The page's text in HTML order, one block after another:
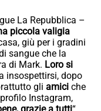
La Repubblica –
piccola valigia
giù per i gradini
sangue che la
di Mark. Loro si
insospettirsi, dopo
gli amici che
Instagram,